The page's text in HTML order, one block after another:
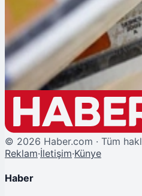
Piyasalar
DOLAR
---- —%
ALTIN
----
—%
© 2026 Haber.com · Tüm
Reklam·İletişim·Künye
Haber